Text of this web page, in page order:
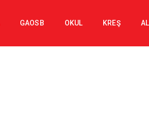
GAOSB OKUL KREŞ